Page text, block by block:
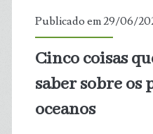
queda
Publicado em 29/06/
Cinco coisas
saber sobre os
oceanos